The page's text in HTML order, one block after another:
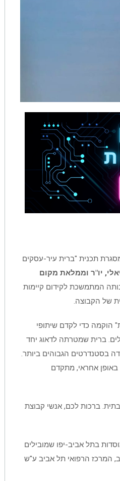
תכנית "ברית עיר-עסקים
יו"ר וממלאת מקום
המתמשכת לקידום קיימות
הוקמה כדי לקדם שיתופי
ברית שמטרתה לדאוג יחד
בסטנדרטים הגבוהים ביותר.
באופן אחראי, מתקדם
ברכות לכם, אנשי קבוצת
בתל אביב-יפו שמובילים
המרכז הרפואי תל אביב ע"ש